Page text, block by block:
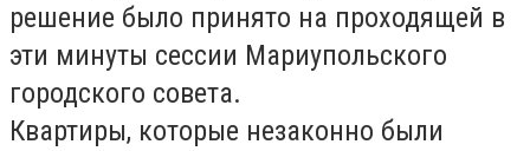
решение было принято на проходящей в
эти минуты сессии Мариупольского
городского совета.
Квартиры, которые незаконно были